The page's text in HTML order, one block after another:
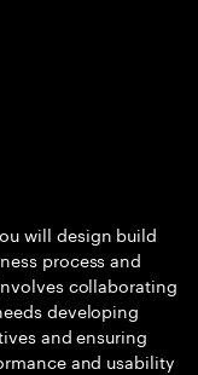
will design build
process and
collaborating
developing
and ensuring
and usability